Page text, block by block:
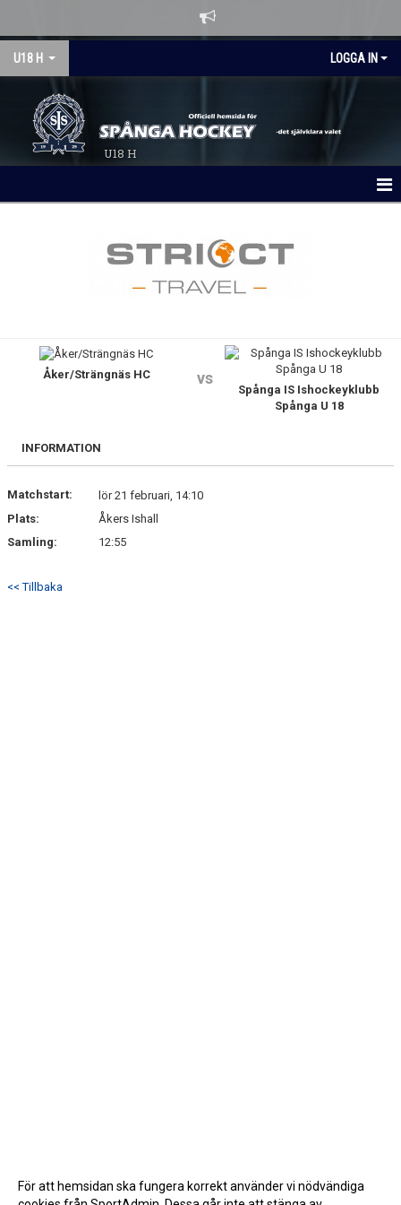
U18 H LOGGA IN
U18 H
LAGBYGGET 26/27
DOKUMENT
KONTAKT
Åker/Strängnäs HC vs
Spånga IS Ishockeyklubb
Spånga U 18
INFORMATION
Matchstart:
lör 21 februari, 14:10
Plats:
Åkers Ishall
Samling:
12:55
<< Tillbaka
För att hemsidan ska fungera korrekt använder vi nödvändiga